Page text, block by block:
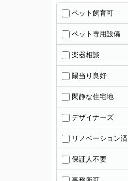
ペット飼育可
ペット専用設備
楽器相談
陽当り良好
閑静な住宅地
デザイナーズ
リノベーション済
保証人不要